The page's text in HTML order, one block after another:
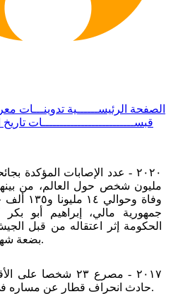
الصفحة الرئيســــــية تدوينـــات
قبســــــــــــــــــــــــــات تاريخ
وفاة
جمهورية مالي، إبراهيم أبو بكر
الحكومة إثر اعتقاله من قبل
بضعة شهور من الاحتجاجات الشعبية.
حادث انحراف قطار عن مساره في ولاية أتر پردیش في الهند.